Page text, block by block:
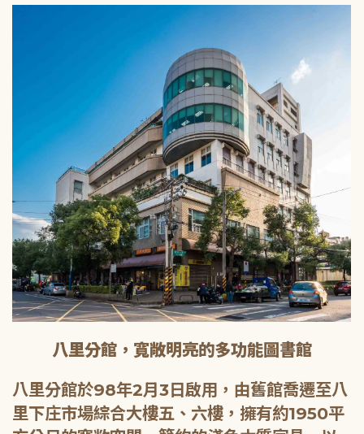
八里分館，寬敞明亮的多功能圖書館
八里分館於98年2月3日啟用，由舊館喬遷至八
里下庄市場綜合大樓五、六樓，擁有約1950平